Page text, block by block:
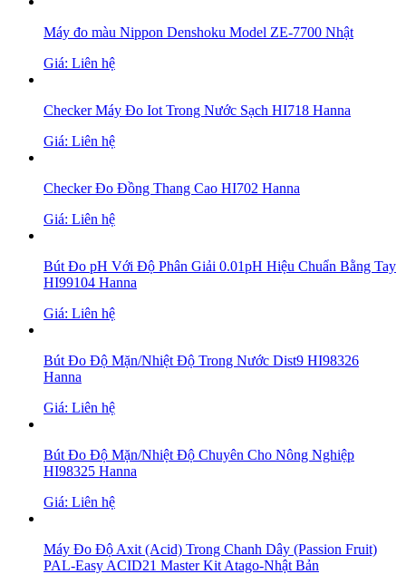
Máy đo màu Nippon Denshoku Model ZE-7700 Nhật
Giá: Liên hệ
Checker Máy Đo Iot Trong Nước Sạch HI718 Hanna
Giá: Liên hệ
Checker Đo Đồng Thang Cao HI702 Hanna
Giá: Liên hệ
Bút Đo pH Với Độ Phân Giải 0.01pH Hiệu Chuẩn Bằng Tay
HI99104 Hanna
Giá: Liên hệ
Bút Đo Độ Mặn/Nhiệt Độ Trong Nước Dist9 HI98326
Hanna
Giá: Liên hệ
Bút Đo Độ Mặn/Nhiệt Độ Chuyên Cho Nông Nghiệp
HI98325 Hanna
Giá: Liên hệ
Máy Đo Độ Axit (Acid) Trong Chanh Dây (Passion Fruit)
PAL-Easy ACID21 Master Kit Atago-Nhật Bản